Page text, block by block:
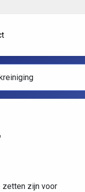
zetten zijn voor